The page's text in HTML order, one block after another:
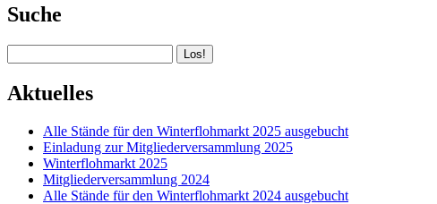
Sidebar
Suche
Aktuelles
Alle Stände für den Winterflohmarkt 2025 ausgebucht
Einladung zur Mitgliederversammlung 2025
Winterflohmarkt 2025
Mitgliederversammlung 2024
Alle Stände für den Winterflohmarkt 2024 ausgebucht